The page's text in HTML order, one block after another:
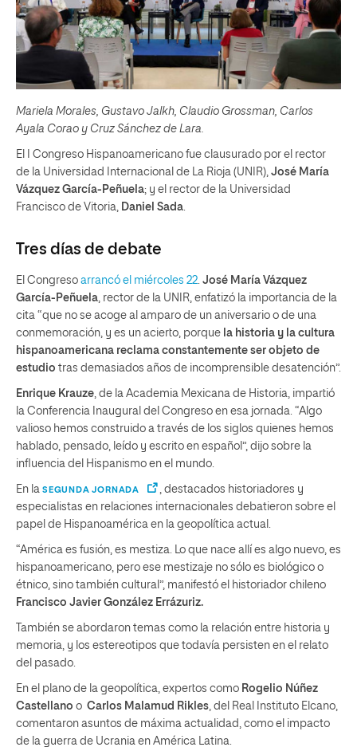
Mariela Morales, Gustavo Jalkh, Claudio Grossman, Carlos
Ayala Corao y Cruz Sánchez de Lara.
El I Congreso Hispanoamericano fue clausurado por el rector
de la Universidad Internacional de La Rioja (UNIR), José María
Vázquez García-Peñuela; y el rector de la Universidad
Francisco de Vitoria,
Daniel Sada
Tres días de debate
El Congreso arrancó el miércoles 22 José María Vázquez
García-Peñuela , rector de la UNIR, enfatizó la importancia de la
cita “que no se acoge al amparo de un aniversario o de una
conmemoración, y es un acierto, porque la historia y la cultura
hispanoamericana reclama constantemente ser objeto de
estudio tras demasiados años de incomprensible desatención”.
Enrique Krauze , de la Academia Mexicana de Historia, impartió
la Conferencia Inaugural del Congreso en esa jornada. “Algo
valioso hemos construido a través de los siglos quienes hemos
hablado, pensado, leído y escrito en español”, dijo sobre la
influencia del Hispanismo en el mundo.
En la SEGUNDA JORNADA
, destacados historiadores y
especialistas en relaciones internacionales debatieron sobre el
papel de Hispanoamérica en la geopolítica actual.
“América es fusión, es mestiza. Lo que nace allí es algo nuevo, es
hispanoamericano, pero ese mestizaje no sólo es biológico o
étnico, sino también cultural”, manifestó el historiador chileno
Francisco Javier González Errázuriz.
También se abordaron temas como la relación entre historia y
memoria, y los estereotipos que todavía persisten en el relato
del pasado.
En el plano de la geopolítica, expertos como Rogelio Núñez
Castellano o Carlos Malamud Rikles , del Real Instituto Elcano,
comentaron asuntos de máxima actualidad, como el impacto
de la guerra de Ucrania en América Latina.